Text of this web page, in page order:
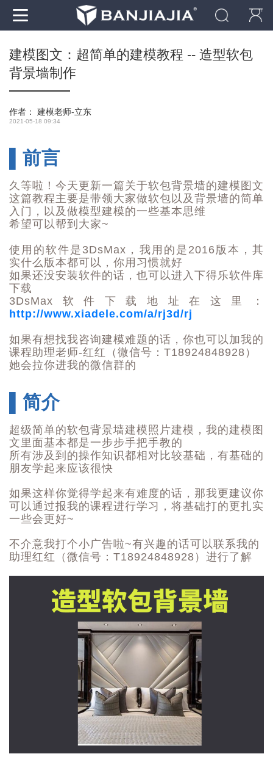
建模图文：超简单的建模教程 -- 造型软包
背景墙制作
作者： 建模老师-立东
2021-05-18 09:34
▌前言
久等啦！今天更新一篇关于软包背景墙的建模图文
这篇教程主要是带领大家做软包以及背景墙的简单
入门，以及做模型建模的一些基本思维
希望可以帮到大家~
使用的软件是3DsMax，我用的是2016版本，其
实什么版本都可以，你用习惯就好
如果还没安装软件的话，也可以进入下得乐软件库
下载
3DsMax软件下载 地址在这里：
http://www.xiadele.com/a/rj3d/rj
如果有想找我咨询建模难题的话，你也可以加我的
课程助理老师-红红（ 微信号：T18924848928 ）
她会拉你进我的微信群的
▌简介
超级简单的软包背景墙建模照片建模，我的建模图
文里面基本都是一步步手把手教的
所有涉及到的操作知识都相对比较基础，有基础的
朋友学起来应该很快
如果这样你觉得学起来有难度的话，那我更建议你
可以通过报我的课程进行学习，将基础打的更扎实
一些会更好~
不介意我打个小广告啦~有兴趣的话可以联系我的
助理红红 （ 微信号：T18924848928 ）进行了解